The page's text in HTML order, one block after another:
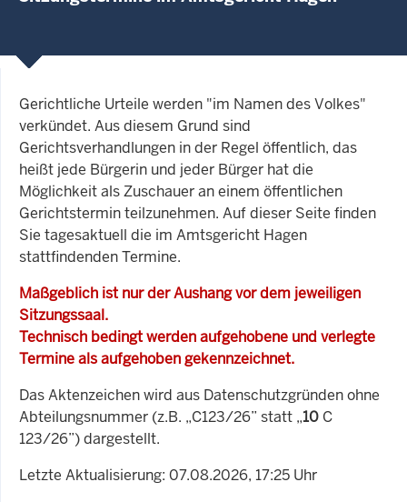
Gerichtliche Urteile werden "im Namen des Volkes"
verkündet. Aus diesem Grund sind
Gerichtsverhandlungen in der Regel öffentlich, das
heißt jede Bürgerin und jeder Bürger hat die
Möglichkeit als Zuschauer an einem öffentlichen
Gerichtstermin teilzunehmen. Auf dieser Seite finden
Sie tagesaktuell die im Amtsgericht Hagen
stattfindenden Termine.
Maßgeblich ist nur der Aushang vor dem jeweiligen
Sitzungssaal.
Technisch bedingt werden aufgehobene und verlegte
Termine als aufgehoben gekennzeichnet.
Das Aktenzeichen wird aus Datenschutzgründen ohne
Abteilungsnummer (z.B. „C123/26” statt „10 C
123/26”) dargestellt.
Letzte Aktualisierung: 07.08.2026, 17:25 Uhr